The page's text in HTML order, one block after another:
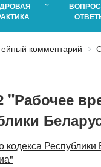
комментарий
"Рабочее